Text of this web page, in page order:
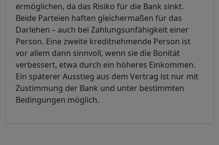
ermöglichen, da das Risiko für die Bank sinkt.
Beide Parteien haften gleichermaßen für das
Darlehen – auch bei Zahlungsunfähigkeit einer
Person. Eine zweite kreditnehmende Person ist
vor allem dann sinnvoll, wenn sie die Bonität
verbessert, etwa durch ein höheres Einkommen.
Ein späterer Ausstieg aus dem Vertrag ist nur mit
Zustimmung der Bank und unter bestimmten
Bedingungen möglich.